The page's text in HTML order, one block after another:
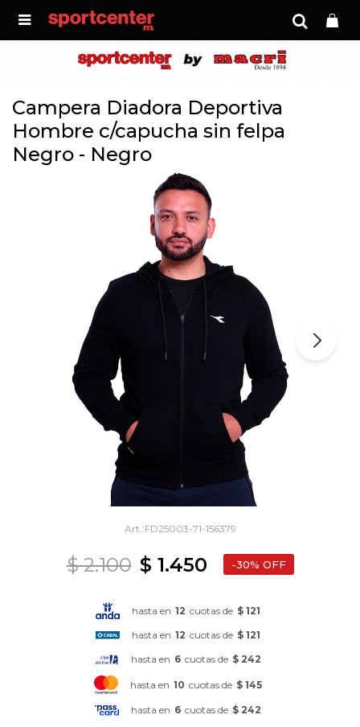

Campera Diadora Deportiva
Hombre c/capucha sin felpa
Negro - Negro
FD25003-71-156379
$ 1.450
$ 2.100 30
hasta en 12 cuotas de $ 121
hasta en 12 cuotas de $ 121
hasta en 6 cuotas de $ 242
hasta en 10 cuotas de $ 145
hasta en 6 cuotas de $ 242